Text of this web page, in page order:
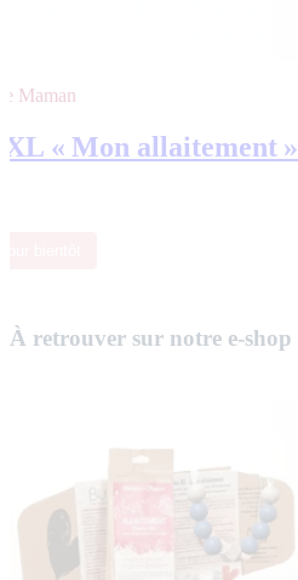
Maman
« Mon allaitement »
À retrouver sur notre e-shop